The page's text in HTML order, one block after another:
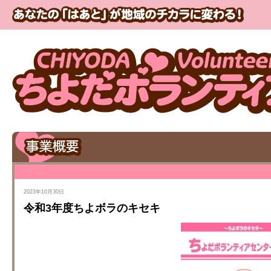
2023年10月30日
令和3年度ちよボラのキセキ